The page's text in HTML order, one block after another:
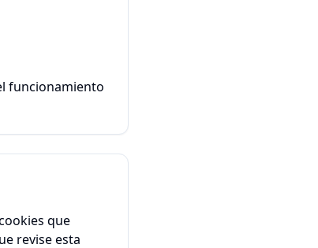
funcionamiento
que
revise esta